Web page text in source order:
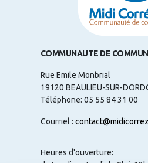
COMMUNAUTE DE
Rue Emile Monbrial
19120 BEAULIEU-SUR-
Téléphone: 05 55 84 31 00
Courriel :
Heures d'ouverture: